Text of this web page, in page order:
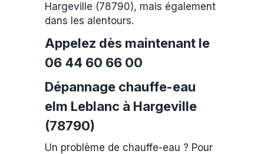
Hargeville (78790), mais également
dans les alentours.
Appelez dès maintenant le
06 44 60 66 00
Dépannage chauffe-eau
elm Leblanc à Hargeville
(78790)
Un problème de chauffe-eau ? Pour